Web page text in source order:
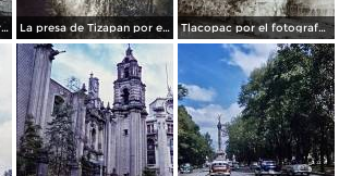
Mercado de San Juan por el fotografo Felix Miret La presa de Tizapan por el fotografo Fernando Kososky. ( Circulada el 22 de Diembre de 1910 ). Tlacopac por el fotografo Hugo Brehme.